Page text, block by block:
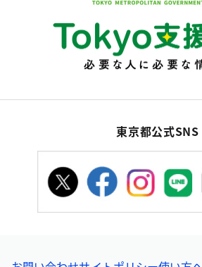
東京都公式SNS